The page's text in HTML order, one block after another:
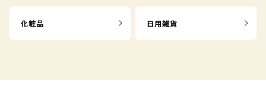
化粧品 日用雑貨